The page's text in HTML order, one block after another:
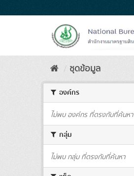
to
ชุดข้อมูล
องค์กร
ไม่พบ องค์กร ที่ตรงกับที่ค้นหา
กลุ่ม
ไม่พบ กลุ่ม ที่ตรงกับที่ค้นหา